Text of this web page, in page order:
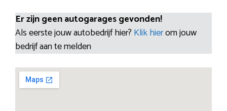
Er zijn geen autogarages gevonden!
Als eerste jouw autobedrijf hier? Klik hierom jouw
bedrijf aan te melden